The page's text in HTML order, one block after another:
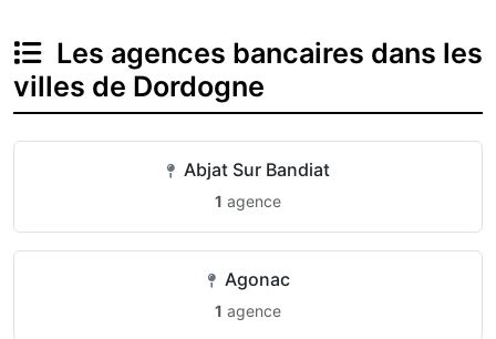
Les agences bancaires dans les
villes de Dordogne
Abjat Sur Bandiat
1 agence
Agonac
1 agence